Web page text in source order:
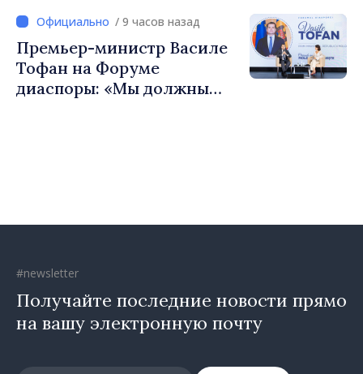
чтобы строить более
сильные сообщества»
/ 9 часов назад
Премьер-министр Василе
Тофан на Форуме
диаспоры: «Мы должны
#newsletter
Получайте последние новости прямо
на вашу электронную почту